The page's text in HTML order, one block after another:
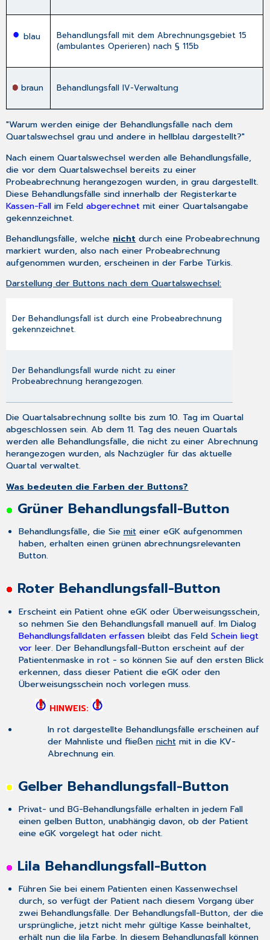
blau
Behandlungsfall mit dem Abrechnungsgebiet 15
(ambulantes Operieren) nach § 115b
braun Behandlungsfall IV-Verwaltung
"Warum werden einige der Behandlungsfälle nach dem
Quartalswechsel grau und andere in hellblau dargestellt?"
Nach einem Quartalswechsel werden alle Behandlungsfälle,
die vor dem Quartalswechsel bereits zu einer
Probeabrechnung herangezogen wurden, in grau dargestellt.
Diese Behandlungsfälle sind innerhalb der Registerkarte
Kassen-Fall im Feldabgerechnet mit einer Quartalsangabe
gekennzeichnet.
Behandlungsfälle, welche nicht durch eine Probeabrechnung
markiert wurden, also nach einer Probeabrechnung
aufgenommen wurden, erscheinen in der Farbe Türkis.
Darstellung der Buttons nach dem Quartalswechsel:
Der Behandlungsfall ist durch eine Probeabrechnung
gekennzeichnet.
Der Behandlungsfall wurde nicht zu einer
Probeabrechnung herangezogen.
Die Quartalsabrechnung sollte bis zum 10. Tag im Quartal
abgeschlossen sein. Ab dem 11. Tag des neuen Quartals
werden alle Behandlungsfälle, die nicht zu einer Abrechnung
herangezogen wurden, als Nachzügler für das aktuelle
Quartal verwaltet.
Was bedeuten die Farben der Buttons?
Grüner Behandlungsfall-Button
Behandlungsfälle, die Siemiteiner eGK aufgenommen
haben, erhalten einen grünen abrechnungsrelevanten
Button.
Roter Behandlungsfall-Button
Erscheint ein Patient ohne eGK oder Überweisungsschein,
so nehmen Sie den Behandlungsfall manuell auf. Im Dialog
Behandlungsfalldaten erfassenbleibt das Feld Schein liegt
vorleer. Der Behandlungsfall-Button erscheint auf der
Patientenmaske in rot - so können Sie auf den ersten Blick
erkennen, dass dieser Patient die eGK oder den
Überweisungsschein noch vorlegen muss.
HINWEIS:
In rot dargestellte Behandlungsfälle erscheinen auf
der Mahnliste und fließen nichtmit in die KV-
Abrechnung ein.
Gelber Behandlungsfall-Button
Privat- und BG-Behandlungsfälle erhalten in jedem Fall
einen gelben Button, unabhängig davon, ob der Patient
eine eGK vorgelegt hat oder nicht.
Lila Behandlungsfall-Button
Führen Sie bei einem Patienten einen Kassenwechsel
durch, so verfügt der Patient nach diesem Vorgang über
zwei Behandlungsfälle. Der Behandlungsfall-Button, der die
ursprüngliche, jetzt nicht mehr gültige Kasse beinhaltet,
erhält nun die lila Farbe. In diesem Behandlungsfall können